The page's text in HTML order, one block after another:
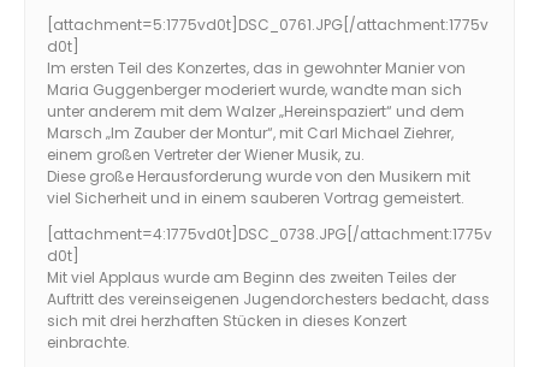
[attachment=5:1775vd0t] DSC_0761.JPG [/attachment:1775v
d0t]
Im ersten Teil des Konzertes, das in gewohnter Manier von
Maria Guggenberger moderiert wurde, wandte man sich
unter anderem mit dem Walzer „Hereinspaziert“ und dem
Marsch „Im Zauber der Montur“, mit Carl Michael Ziehrer,
einem großen Vertreter der Wiener Musik, zu.
Diese große Herausforderung wurde von den Musikern mit
viel Sicherheit und in einem sauberen Vortrag gemeistert.
[attachment=4:1775vd0t] DSC_0738.JPG [/attachment:1775v
d0t]
Mit viel Applaus wurde am Beginn des zweiten Teiles der
Auftritt des vereinseigenen Jugendorchesters bedacht, dass
sich mit drei herzhaften Stücken in dieses Konzert
einbrachte.